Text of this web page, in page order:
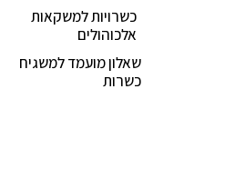
כשרויות למשקאות
אלכוהולים
שאלון מועמד למשגיח
כשרות